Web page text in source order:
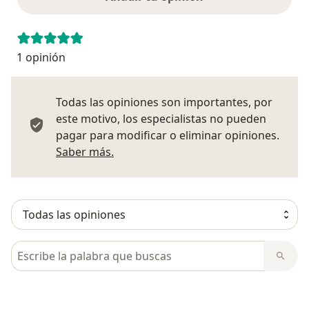
1 opinión
Todas las opiniones son importantes, por
este motivo, los especialistas no pueden
pagar para modificar o eliminar opiniones.
Saber más.
Busca en opiniones